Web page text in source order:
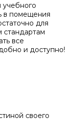
в помещения
для
все
и доступно!
своего